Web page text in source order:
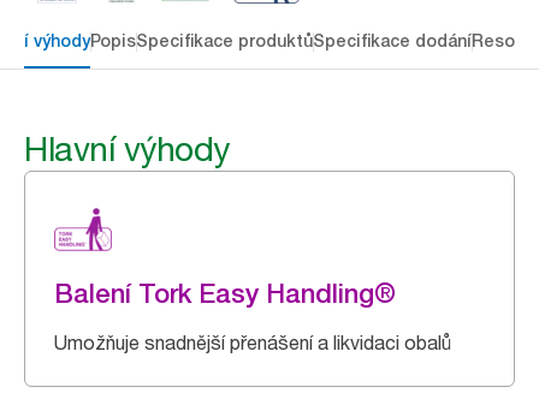
výhodyPopisSpecifikace produktůSpecifikace dodání
Hlavní výhody
Balení Tork Easy Handling®
Umožňuje snadnější přenášení a likvidaci obalů